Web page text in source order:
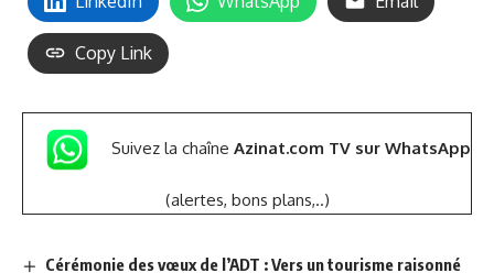
Copy Link
Suivez la chaîne Azinat.com TV sur WhatsApp
(alertes, bons plans,..)
Cérémonie des vœux de l’ADT : Vers un tourisme raisonné